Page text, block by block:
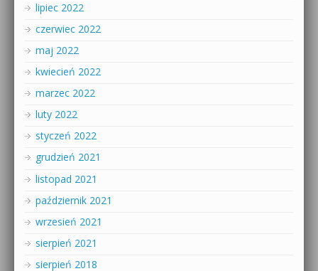
lipiec 2022
czerwiec 2022
maj 2022
kwiecień 2022
marzec 2022
luty 2022
styczeń 2022
grudzień 2021
listopad 2021
październik 2021
wrzesień 2021
sierpień 2021
sierpień 2018